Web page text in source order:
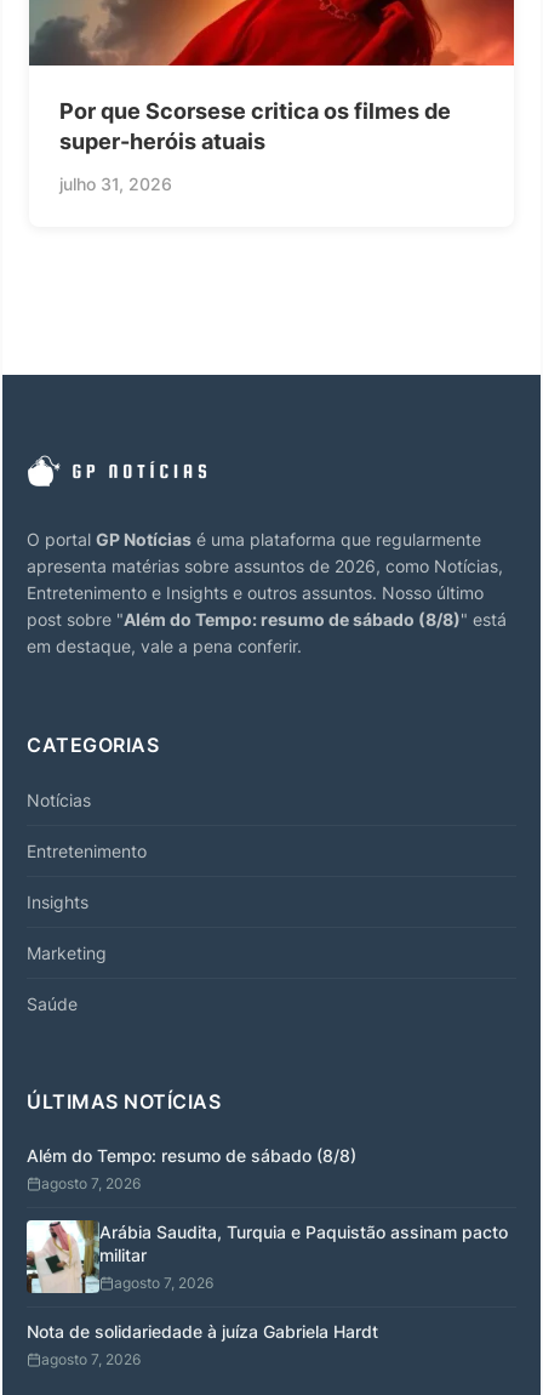
Por que Scorsese critica os filmes de
super-heróis atuais
julho 31, 2026
O portal GP Notícias é uma plataforma que regularmente
apresenta matérias sobre assuntos de 2026, como Notícias,
Entretenimento e Insights e outros assuntos. Nosso último
post sobre "Além do Tempo: resumo de sábado (8/8)" está
em destaque, vale a pena conferir.
CATEGORIAS
Notícias
Entretenimento
Insights
Marketing
Saúde
ÚLTIMAS NOTÍCIAS
Além do Tempo: resumo de sábado (8/8)
agosto 7, 2026
Arábia Saudita, Turquia e Paquistão assinam pacto
militar
agosto 7, 2026
Nota de solidariedade à juíza Gabriela Hardt
agosto 7, 2026